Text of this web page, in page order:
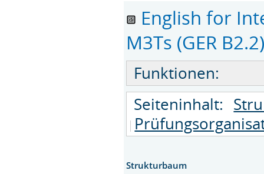
English for
M3Ts (GER
Funktionen:
Seiteninhalt:
Strukturbaum